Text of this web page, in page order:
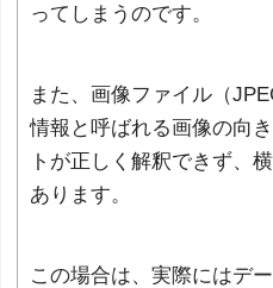
ってしまうのです。
また、画像ファイル（
情報と呼ばれる画像の向
トが正しく解釈できず、
あります。
この場合は、実際にはデ